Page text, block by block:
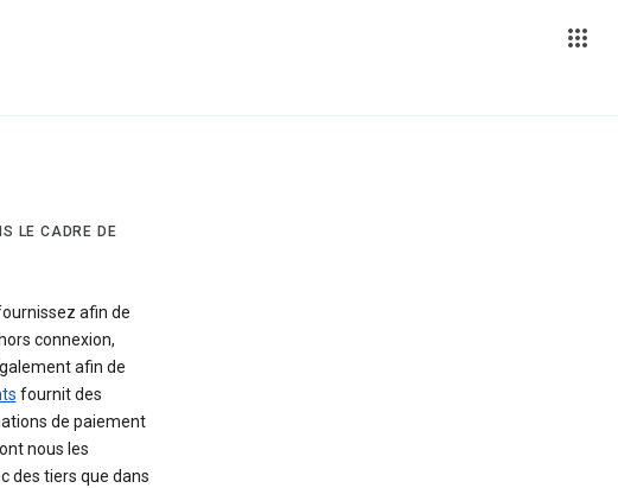
LE CADRE DE
afin de
connexion,
afin de
fournit des
de paiement
nous les
des tiers que dans